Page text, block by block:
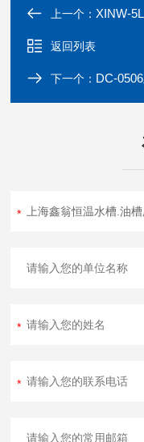
上一个：XINW-
返回列表
下一个： DC-